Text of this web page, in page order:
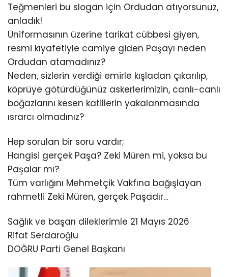
Teğmenleri bu slogan için Ordudan atıyorsunuz,
anladık!
Üniformasının üzerine tarikat cübbesi giyen,
resmi kıyafetiyle camiye giden Paşayı neden
Ordudan atamadınız?
Neden, sizlerin verdiği emirle kışladan çıkarılıp,
köprüye götürdüğünüz askerlerimizin, canlı-canlı
boğazlarını kesen katillerin yakalanmasında
ısrarcı olmadınız?
Hep sorulan bir soru vardır;
Hangisi gerçek Paşa? Zeki Müren mi, yoksa bu
Paşalar mı?
Tüm varlığını Mehmetçik Vakfına bağışlayan
rahmetli Zeki Müren, gerçek Paşadır…
Sağlık ve başarı dileklerimle 21 Mayıs 2026
Rifat Serdaroğlu
DOĞRU Parti Genel Başkanı